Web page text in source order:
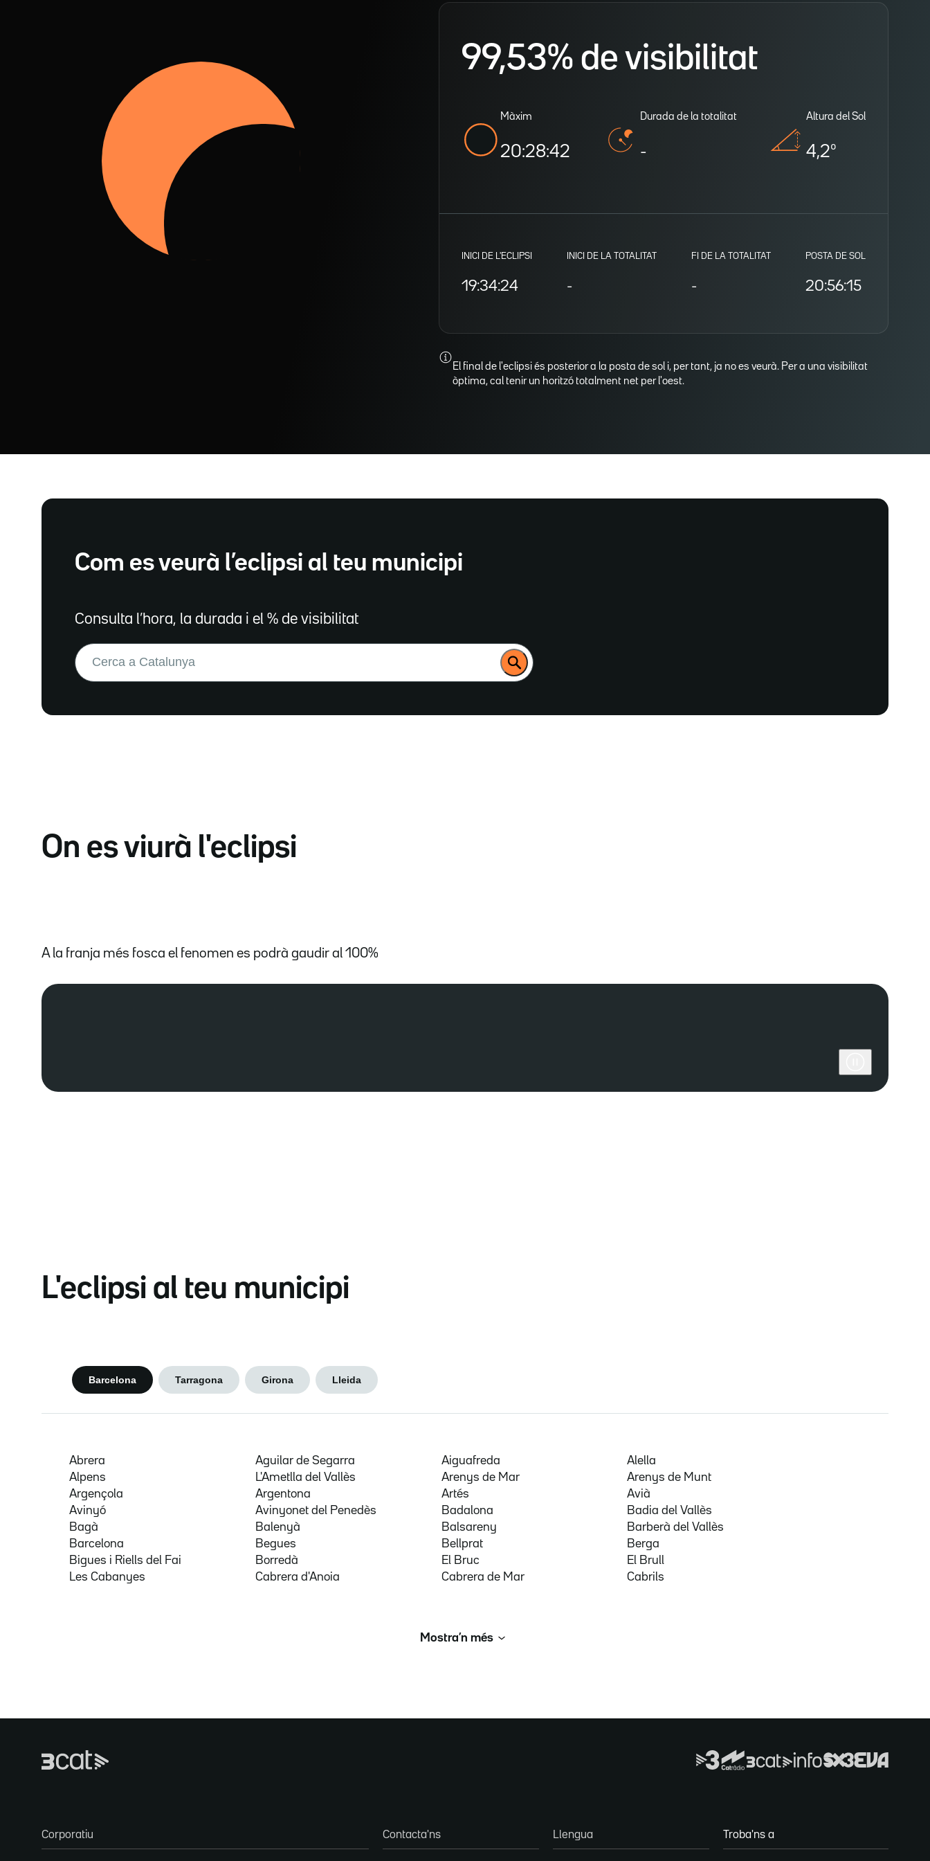
99,53% de visibilitat
Màxim
20:28:42
Durada de la totalitat
-
Altura del Sol
4,2º
INICI DE L'ECLIPSI
19:34:24
INICI DE LA TOTALITAT
-
FI DE LA TOTALITAT
-
POSTA DE SOL
20:56:15
El final de l'eclipsi és posterior a la posta de sol i, per tant, ja no es veurà. Per a una visibilitat
òptima, cal tenir un horitzó totalment net per l'oest.
Com es veurà l’eclipsi al teu municipi
Consulta l’hora, la durada i el % de visibilitat
Buscar:
On es viurà l'eclipsi
A la franja més fosca el fenomen es podrà gaudir al 100%
L'eclipsi al teu municipi
Barcelona Tarragona Girona Lleida
Abrera Aguilar de Segarra Aiguafreda
Alella
Alpens
L'Ametlla del Vallès Arenys de Mar
Arenys de Munt
Argençola
Argentona Artés
Avià
Avinyó
Avinyonet del Penedès Badalona
Badia del Vallès
Bagà
Balenyà Balsareny
Barberà del Vallès
Barcelona
Begues Bellprat
Berga
Bigues i Riells del Fai
Borredà El Bruc
El Brull
Les Cabanyes
Cabrera d'Anoia Cabrera de Mar Cabrils
Mostra’n més
Corporatiu Contacta'ns Llengua Troba'ns a